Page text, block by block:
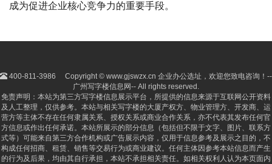
成为促进企业核心竞争力的重要手段。
400-811-3986
Copyright © www.gjswzx.cn 企业办公选址，欢迎您致电咨询！--
广州写字楼信息网-- All rights reserved.
免责声明：本站为第三方写字楼信息展示平台，所提供的信息来源于互联网公开资料
及人工整理，仅供参考。本站与相关写字楼的大厦产权方、物业管理方、开发商、运
营方等主体不存在任何隶属关系、授权关系或商业合作关系，亦不代表其发布任何官
方信息或作出任何承诺。本站所展示的部分信息（包括但不限于文字、图片、联系方
式等）可能来自第三方合作机构或广告展示内容，仅用于信息参考及展示之目的，不
构成任何招商、租赁、销售等交易行为或商业建议。任何主体因参考本站信息而产生
的行为及后果，均由其自行承担，本站不承担相关责任。如相关权利人认为本页面内